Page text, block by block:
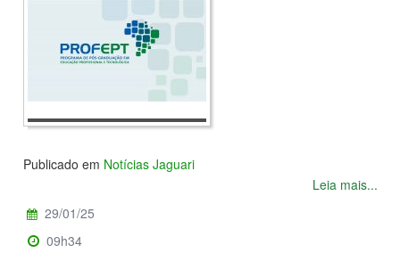
Publicado em Notícias Jaguari
Leia mais...
29/01/25
09h34